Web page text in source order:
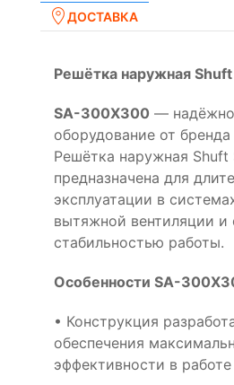
ДОСТАВКА
Решётка наружная
SA-300X300 —
оборудование от
Решётка наружная
предназначена для
эксплуатации в
вытяжной вентиляции и
стабильностью работы.
Особенности SA-
• Конструкция
обеспечения
эффективности в работе